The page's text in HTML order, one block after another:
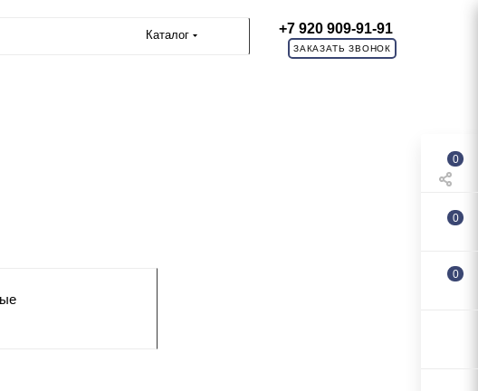
Каталог +7 920 909-91-91
ЗАКАЗАТЬ ЗВОНОК
0
0
0